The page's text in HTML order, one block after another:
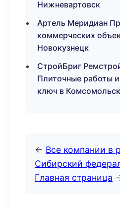
Нижневартовск
Артель Меридиан
коммерческих
Новокузнецк
СтройБриг
Плиточные работы
ключ в
← Все компании в
Сибирский
Главная страница